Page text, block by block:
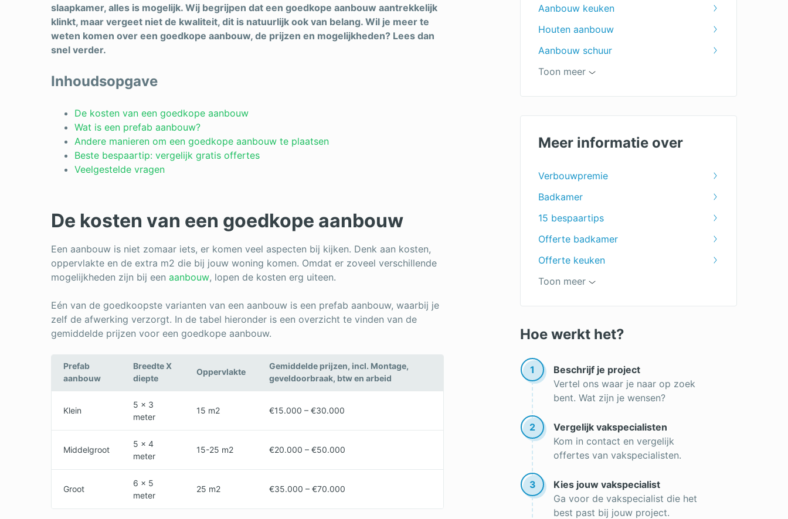
slaapkamer, alles is mogelijk. Wij begrijpen dat een goedkope aanbouw aantrekkelijk
klinkt, maar vergeet niet de kwaliteit, dit is natuurlijk ook van belang. Wil je meer te
weten komen over een goedkope aanbouw, de prijzen en mogelijkheden? Lees dan
snel verder.
Inhoudsopgave
De kosten van een goedkope aanbouw
Wat is een prefab aanbouw?
Andere manieren om een goedkope aanbouw te plaatsen
Beste bespaartip: vergelijk gratis offertes
Veelgestelde vragen
De kosten van een goedkope aanbouw
Een aanbouw is niet zomaar iets, er komen veel aspecten bij kijken. Denk aan kosten,
oppervlakte en de extra m2 die bij jouw woning komen. Omdat er zoveel verschillende
mogelijkheden zijn bij een aanbouw, lopen de kosten erg uiteen.
Eén van de goedkoopste varianten van een aanbouw is een prefab aanbouw, waarbij je
zelf de afwerking verzorgt. In de tabel hieronder is een overzicht te vinden van de
gemiddelde prijzen voor een goedkope aanbouw.
Prefab
aanbouw
Breedte X
diepte
Oppervlakte
Gemiddelde prijzen, incl. Montage,
geveldoorbraak, btw en arbeid
Klein
5 x 3
meter
15 m2 €15.000 – €30.000
Middelgroot
5 x 4
meter
15-25 m2 €20.000 – €50.000
Groot
6 x 5
meter
25 m2 €35.000 – €70.000
Aanbouw keuken
Houten aanbouw
Aanbouw schuur
Zolder verbouwen
Verbouwing
Nieuwe douche
Badkamer ontwerpen
Badkamer installateur
Badkamer plaatsen
Bad plaatsen
Keuken plaatsen
Keuken demonteren
Keuken prijzen
Toon meer
Meer informatie over
Verbouwpremie
Badkamer
15 bespaartips
Offerte badkamer
Offerte keuken
Offerte verbouwing
Toon meer
Hoe werkt het?
1
Beschrijf je project
Vertel ons waar je naar op zoek
bent. Wat zijn je wensen?
2
Vergelijk vakspecialisten
Kom in contact en vergelijk
offertes van vakspecialisten.
3
Kies jouw vakspecialist
Ga voor de vakspecialist die het
best past bij jouw project.